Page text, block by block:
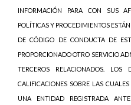
INFORMACIÓN PARA CON SUS
POLÍTICAS Y PROCEDIMIENTOS
DE CÓDIGO DE CONDUCTA DE
PROPORCIONADO OTRO SERVICIO
TERCEROS RELACIONADOS.
CALIFICACIONES SOBRE LAS
UNA ENTIDAD REGISTRADA